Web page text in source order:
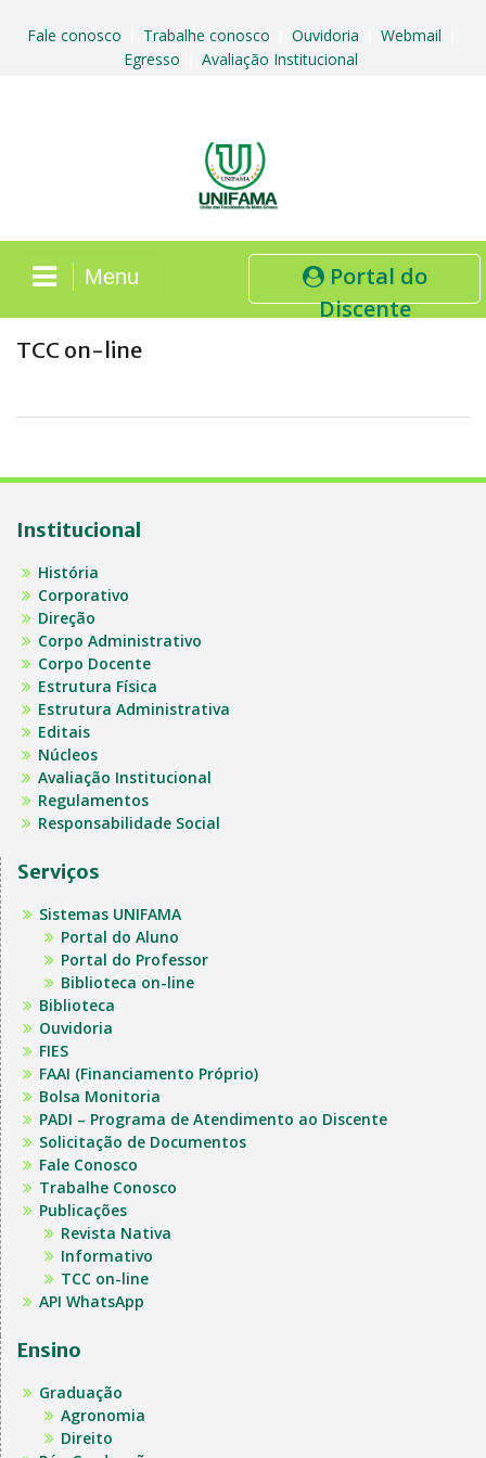
Fale conosco Trabalhe conosco Ouvidoria Webmail
Egresso Avaliação Institucional
Portal do
Discente
Menu
TCC on-line
Institucional
História
Corporativo
Direção
Corpo Administrativo
Corpo Docente
Estrutura Física
Estrutura Administrativa
Editais
Núcleos
Avaliação Institucional
Regulamentos
Responsabilidade Social
Serviços
Sistemas UNIFAMA
Portal do Aluno
Portal do Professor
Biblioteca on-line
Biblioteca
Ouvidoria
FIES
FAAI (Financiamento Próprio)
Bolsa Monitoria
PADI – Programa de Atendimento ao Discente
Solicitação de Documentos
Fale Conosco
Trabalhe Conosco
Publicações
Revista Nativa
Informativo
TCC on-line
API WhatsApp
Ensino
Graduação
Agronomia
Direito